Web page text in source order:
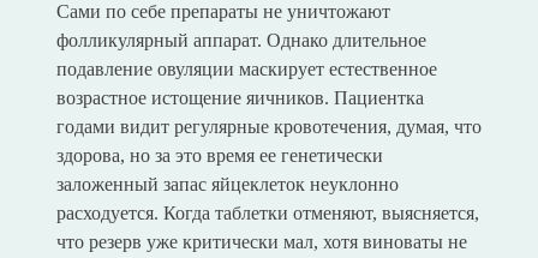
Сами по себе препараты не уничтожают
фолликулярный аппарат. Однако длительное
подавление овуляции маскирует естественное
возрастное истощение яичников. Пациентка
годами видит регулярные кровотечения, думая, что
здорова, но за это время ее генетически
заложенный запас яйцеклеток неуклонно
расходуется. Когда таблетки отменяют, выясняется,
что резерв уже критически мал, хотя виноваты не